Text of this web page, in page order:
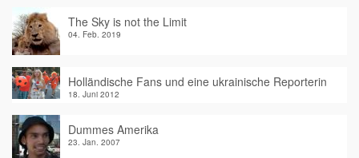
The Sky is not the Limit
04. Feb. 2019
Holländische Fans und eine ukrainische Reporterin
18. Juni 2012
Dummes Amerika
23. Jan. 2007